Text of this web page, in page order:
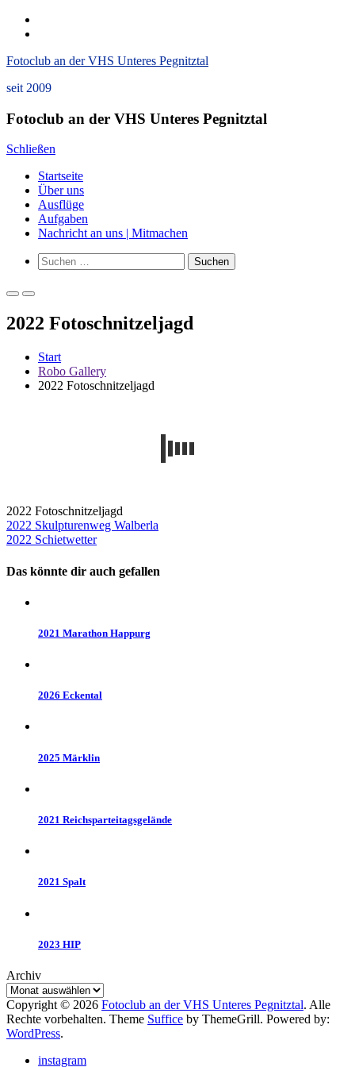
Zum
Inhalt
Impressum
Fotoclub an der VHS Unteres Pegnitztal
seit 2009
Fotoclub an der VHS Unteres Pegnitztal
Schließen
Startseite
Über uns
Ausflüge
Aufgaben
Nachricht an uns | Mitmachen
Such-
Formular
Suchen
nach:
Primäres
für
Primäres
für
2022 Fotoschnitzeljagd
Start
Robo Gallery
2022 Fotoschnitzeljagd
2022 Fotoschnitzeljagd
Beitragsnavigation
2022 Skulpturenweg Walberla
2022 Schietwetter
Das könnte dir auch gefallen
2021 Marathon Happurg
2026 Eckental
2025 Märklin
2021 Reichsparteitagsgelände
2021 Spalt
2023 HIP
Archiv
Copyright © 2026 Fotoclub an der VHS Unteres Pegnitztal. Alle
Rechte vorbehalten. Theme Suffice by ThemeGrill. Powered by:
WordPress.
instagram